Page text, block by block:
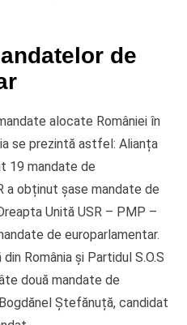
de
alocate României în
se prezintă astfel: Alianța
19 mandate de
a obținut șase mandate de
Unită USR – PMP –
de europarlamentar.
România și Partidul S.O.S
două mandate de
Ștefănuță, candidat